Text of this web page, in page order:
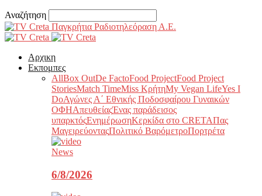
Αναζήτηση
Παγκρήτια Ραδιοτηλεόραση Α.Ε.
Αρχικη
Εκπομπες
AllBox OutDe FactoFood ProjectFood Project
StoriesMatch TimeMiss ΚρήτηMy Vegan LifeYes I
DoΑγώνες Α΄ Εθνικής Ποδοσφαίρου Γυναικών
ΟΦΗΑπευθείαςΈνας παράδεισος
υπαρκτόςΕνημέρωσηΚερκίδα στο CRETAΠας
ΜαγειρεύονταςΠολιτικό ΒαρόμετροΠορτρέτα
News
6/8/2026